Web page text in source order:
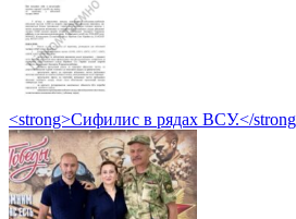
<strong>Сифилис в рядах ВСУ.</